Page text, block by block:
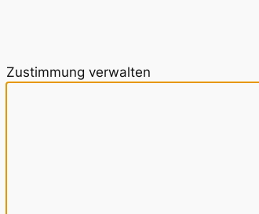
Zustimmung verwalten